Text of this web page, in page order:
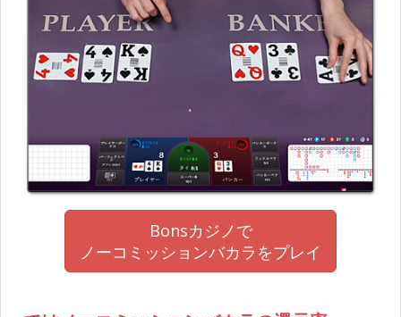
Bonsカジノで
ノーコミッションバカラをプレイ